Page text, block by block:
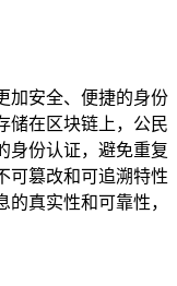
加安全、便捷的身份
储在区块链上，公民
身份认证，避免重复
可篡改和可追溯特性
真实性和可靠性，